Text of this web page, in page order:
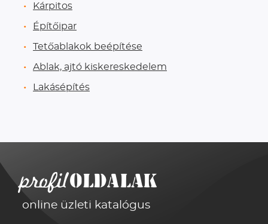
Kárpitos
Építőipar
Tetőablakok beépítése
Ablak, ajtó kiskereskedelem
Lakásépítés
online üzleti katalógus